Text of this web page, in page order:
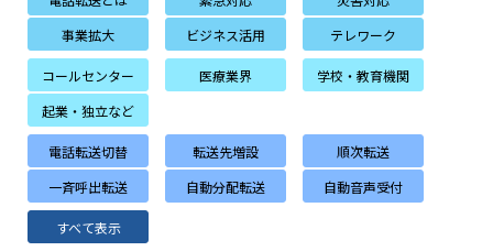
事業拡大
ビジネス活用 テレワーク
コールセンター 医療業界
学校・教育機関
起業・独立など
電話転送切替 転送先増設
順次転送
一斉呼出転送
自動分配転送 自動音声受付
すべて表示